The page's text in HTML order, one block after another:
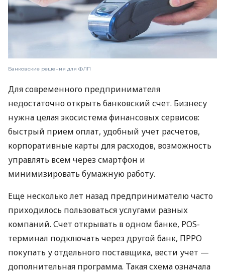
Банковские решения для ФЛП
Для современного предпринимателя
недостаточно открыть банковский счет. Бизнесу
нужна целая экосистема финансовых сервисов:
быстрый прием оплат, удобный учет расчетов,
корпоративные карты для расходов, возможность
управлять всем через смартфон и
минимизировать бумажную работу.
Еще несколько лет назад предпринимателю часто
приходилось пользоваться услугами разных
компаний. Счет открывать в одном банке, POS-
терминал подключать через другой банк, ПРРО
покупать у отдельного поставщика, вести учет —
дополнительная программа. Такая схема означала